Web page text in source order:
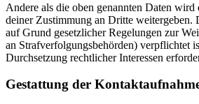
Andere als die oben genannten Daten
deiner Zustimmung an Dritte weitergeben.
auf Grund gesetzlicher Regelungen zur
an Strafverfolgungsbehörden) verpflichtet
Durchsetzung rechtlicher Interessen
Gestattung der